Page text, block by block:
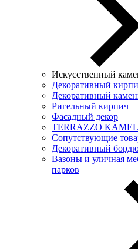
Искусственный
Декоративный
Декоративный
Ригельный кирпич
Фасадный декор
TERRAZZO
Сопутствующие
Декоративный
Вазоны и уличная
парков